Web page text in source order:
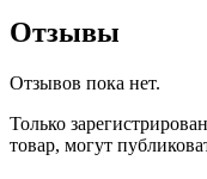
Отзывы
Отзывов пока нет.
Только
товар, могут